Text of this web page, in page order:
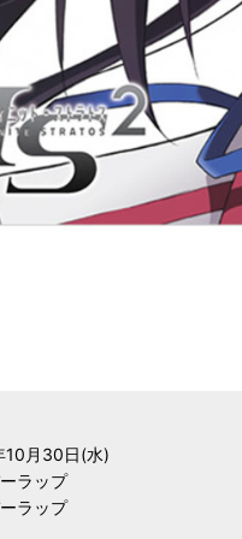
月30日(水)
ラップ
ラップ